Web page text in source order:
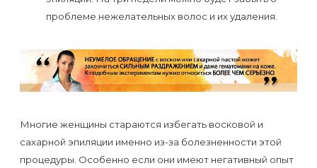
за
кожей
депиляции
проблеме нежелательных волос и их удаления.
Многие женщины стараются избегать восковой и
сахарной эпиляции именно из-за болезненности этой
процедуры. Особенно если они имеют негативный опыт